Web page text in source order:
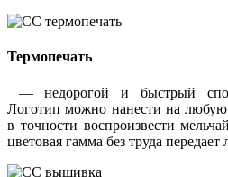
Термопечать
— недорогой и быстрый
Логотип можно нанести на любую
в точности воспроизвести
цветовая гамма без труда